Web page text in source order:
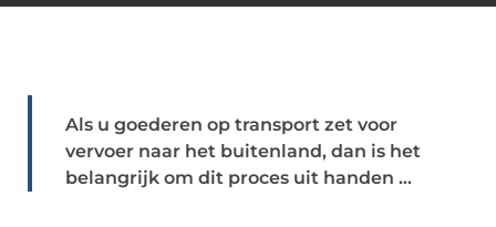
Als u goederen op transport zet voor
vervoer naar het buitenland, dan is het
belangrijk om dit proces uit handen ...